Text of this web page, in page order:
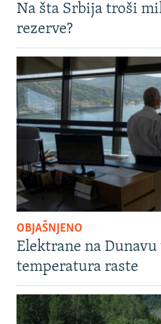
Na šta Srbija troši
rezerve?
OBJAŠNJENO
Elektrane na
temperatura raste